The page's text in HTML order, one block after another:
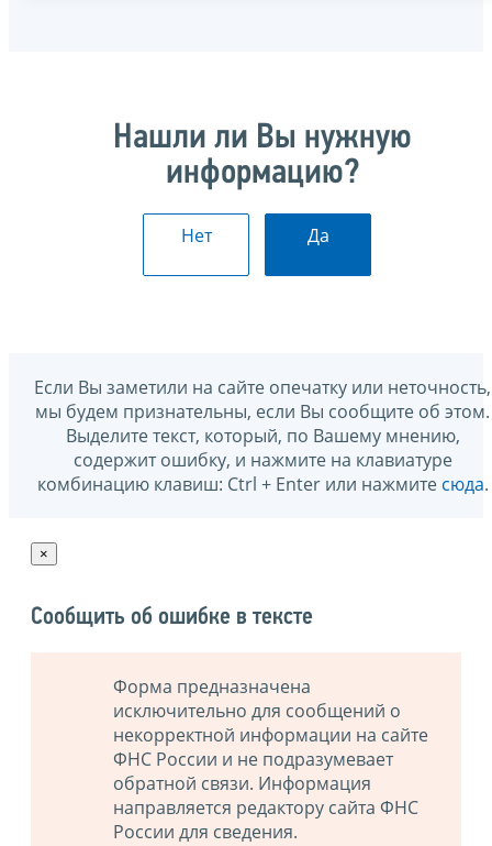
Нашли ли Вы нужную
информацию?
Нет Да
Если Вы заметили на сайте опечатку или неточность,
мы будем признательны, если Вы сообщите об этом.
Выделите текст, который, по Вашему мнению,
содержит ошибку, и нажмите на клавиатуре
комбинацию клавиш: Ctrl + Enter или нажмите сюда.
×
Сообщить об ошибке в тексте
Форма предназначена
исключительно для сообщений о
некорректной информации на сайте
ФНС России и не подразумевает
обратной связи. Информация
направляется редактору сайта ФНС
России для сведения.